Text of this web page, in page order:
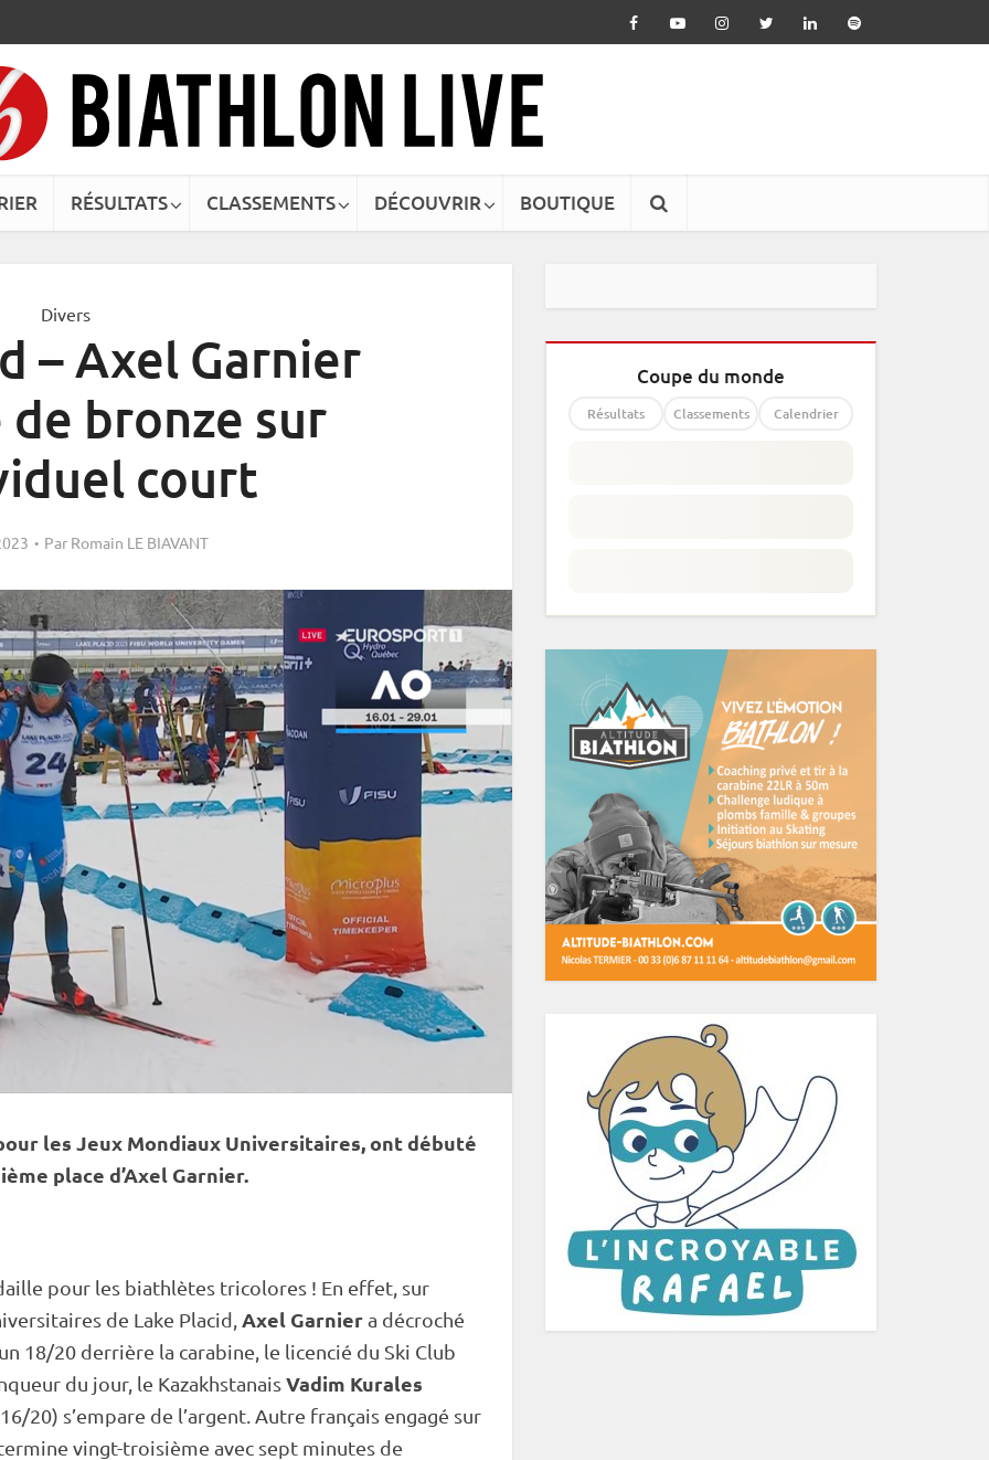
RÉSULTATS CLASSEMENTS DÉCOUVRIR BOUTIQUE
Divers
– Axel Garnier
bronze sur
court
Par Romain LE BIAVANT
les Jeux Mondiaux Universitaires, ont débuté
place d’Axel Garnier.
pour les biathlètes tricolores ! En effet, sur
de Lake Placid, Axel Garniera décroché
18/20 derrière la carabine , le licencié du Ski Club
du jour, le KazakhstanaisVadim Kurales
20) s’empare de l’argent. Autre français engagé sur
vingt-troisième avec sept minutes de
Coupe du monde
Résultats Classements Calendrier